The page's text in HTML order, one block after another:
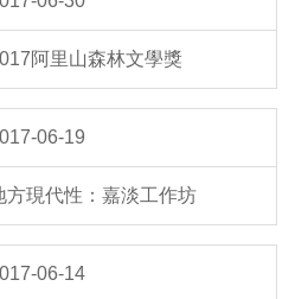
阿里山森林文學獎
06-19
方現代性：嘉淡工作坊
06-14